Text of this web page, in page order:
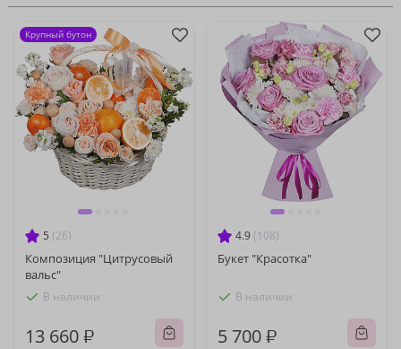
5 (26)
Композиция "Цитрусовый
вальс"
В наличии
13 660 ₽
Крупный бутон
4.9 (108)
Букет "Красотка"
В наличии
5 700 ₽